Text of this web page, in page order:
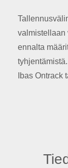
valmistellaan
ennalta
Ibas Ontrack